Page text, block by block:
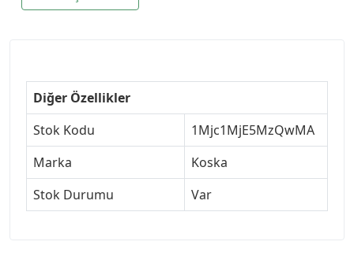
Diğer Özellikler
Stok Kodu
1Mjc1MjE5MzQwMA
Marka
Koska
Stok Durumu
Var